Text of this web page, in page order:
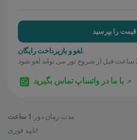
قیمت را بپرسید
لغو و بازپرداخت رایگان.
با ما در واتساپ تماس بگیرید
مدت زمان دور: 1 ساعت
تایید فوری!